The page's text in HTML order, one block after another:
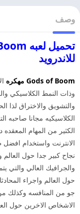
وصف
للاندرويد
Gods of Boom مهكره
وذات النمط الكلاسيكي
والتشويق والاختراق
الكلاسيكيه مجانا صاحبه
الكثير من المهام المعقده
الانترنت واستخدام
نجاح كبير جدا حول
والجرافيك العالي والتي
حول العالم واجراء
جو من المنافسه وكذلك
الاشخاص الاخرين حول